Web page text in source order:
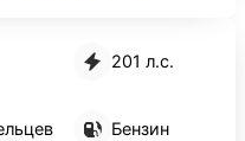
201 л.с.
Бензин